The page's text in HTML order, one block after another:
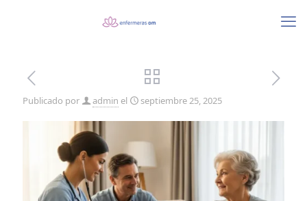
Publicado por admin el septiembre 25, 2025